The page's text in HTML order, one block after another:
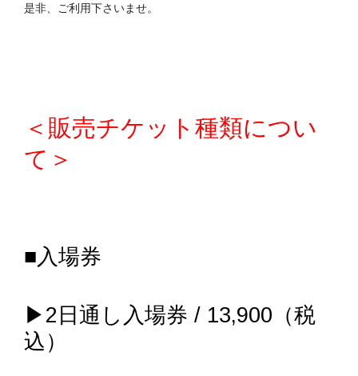
是非、ご利用下さいませ。
＜販売チケット種類につい
て＞
■入場券
▶2日通し入場券 / 13,900（税
込）